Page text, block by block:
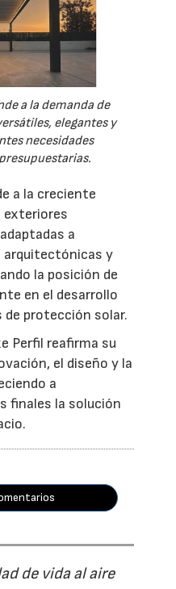
a la demanda de
elegantes y
necesidades
a la creciente
exteriores
a
arquitectónicas y
la posición de
en el desarrollo
de protección solar.
Perfil reafirma su
el diseño y la
a
finales la solución
de vida al aire